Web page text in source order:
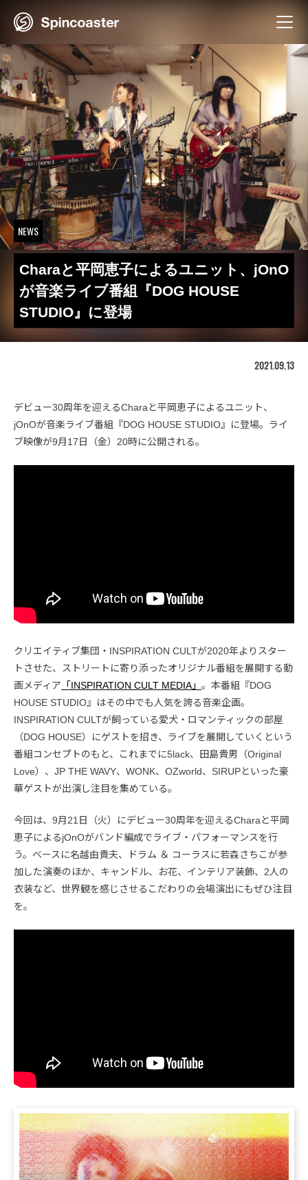
NEWS
Charaと平岡恵子によるユニット、jOnO
が音楽ライブ番組『DOG HOUSE
STUDIO』に登場
2021.09.13
デビュー30周年を迎えるCharaと平岡恵子によるユニット、
jOnOが音楽ライブ番組『DOG HOUSE STUDIO』に登場。ライ
ブ映像が9月17日（金）20時に公開される。
クリエイティブ集団・INSPIRATION CULTが2020年よりスター
トさせた、ストリートに寄り添ったオリジナル番組を展開する動
画メディア 「INSPIRATION CULT MEDIA」 。本番組『DOG
HOUSE STUDIO』はその中でも人気を誇る音楽企画。
INSPIRATION CULTが飼っている愛犬・ロマンティックの部屋
（DOG HOUSE）にゲストを招き、ライブを展開していくという
番組コンセプトのもと、これまでに5lack、田島貴男（Original
Love）、JP THE WAVY、WONK、OZworld、SIRUPといった豪
華ゲストが出演し注目を集めている。
今回は、9月21日（火）にデビュー30周年を迎えるCharaと平岡
恵子によるjOnOがバンド編成でライブ・パフォーマンスを行
う。ベースに名越由貴夫、ドラム ＆ コーラスに若森さちこが参
加した演奏のほか、キャンドル、お花、インテリア装飾、2人の
衣装など、世界観を感じさせるこだわりの会場演出にもぜひ注目
を。